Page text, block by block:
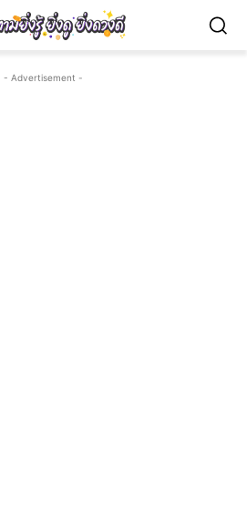
- Advertisement -